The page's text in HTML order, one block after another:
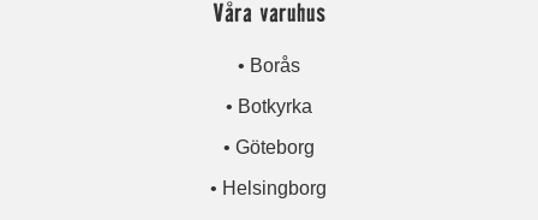
Våra varuhus
• Borås
• Botkyrka
• Göteborg
• Helsingborg